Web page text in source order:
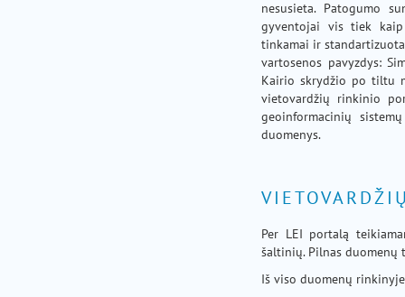
nesusieta. Patogumo
gyventojai vis tiek
tinkamai ir
vartosenos pavyzdys:
Kairio skrydžio po tiltu
vietovardžių rinkinio
geoinformacinių
duomenys.
Per LEI portalą
šaltinių. Pilnas duomenų
Iš viso duomenų